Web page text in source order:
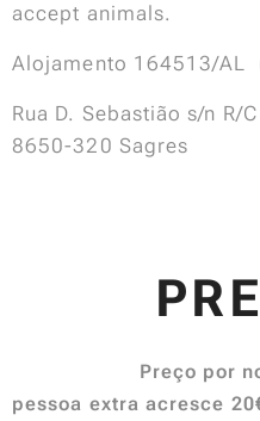
accept
Alojamento 164513/AL
Rua D. Sebastião s/n R/
8650-320 Sagres
Preço por
pessoa extra acresce